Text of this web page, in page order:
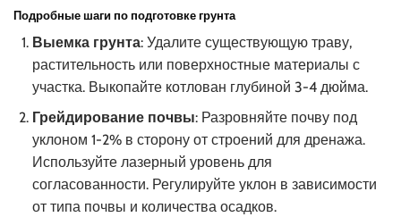
Подробные шаги по подготовке грунта
Выемка грунта: Удалите существующую траву,
растительность или поверхностные материалы с
участка. Выкопайте котлован глубиной 3-4 дюйма.
Грейдирование почвы: Разровняйте почву под
уклоном 1-2% в сторону от строений для дренажа.
Используйте лазерный уровень для
согласованности. Регулируйте уклон в зависимости
от типа почвы и количества осадков.